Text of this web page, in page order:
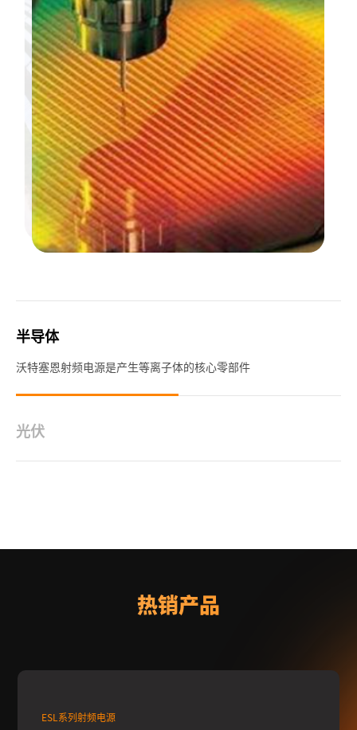
半导体
沃特塞恩射频电源是产生等离子体的核心零部件
光伏
热销产品
ESL系列射频电源